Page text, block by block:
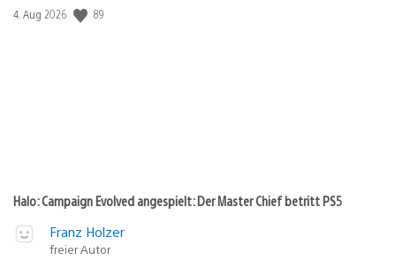
Veröffentlichungsdatum:
4. Aug 2026 89
Halo: Campaign Evolved angespielt: Der Master Chief betritt PS5
Franz Holzer
freier Autor